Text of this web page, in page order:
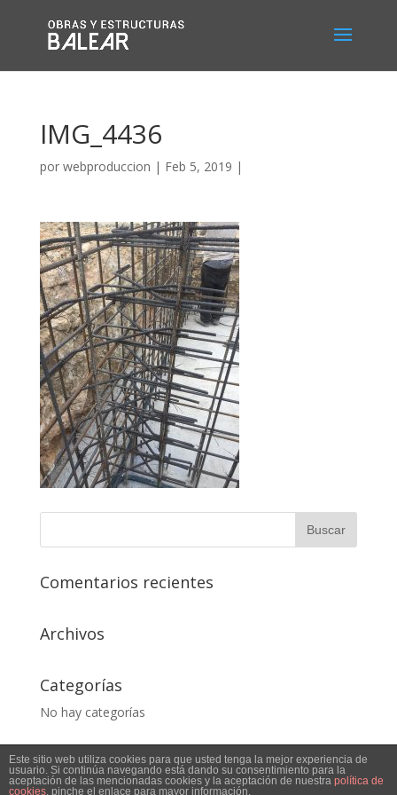
IMG_4436
por webproduccion | Feb 5, 2019 |
Comentarios recientes
Archivos
Categorías
No hay categorías
Este sitio web utiliza cookies para que usted tenga la mejor experiencia de
usuario. Si continúa navegando está dando su consentimiento para la
aceptación de las mencionadas cookies y la aceptación de nuestra política de
cookies, pinche el enlace para mayor información.